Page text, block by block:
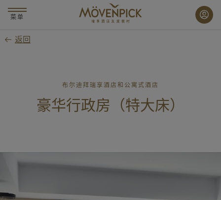
要
菜单
返回
布尔迪拜瑞享酒店和公寓式酒店
豪华行政房（特大床）